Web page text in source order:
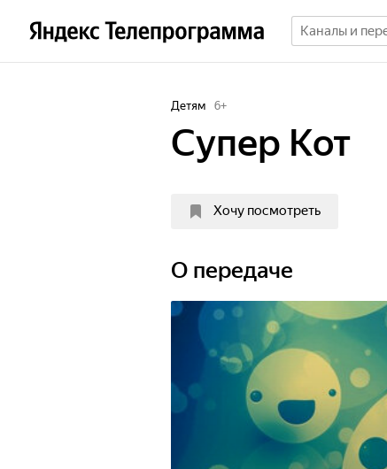
Детям 6+
Супер Кот
Хочу посмотреть
О передаче